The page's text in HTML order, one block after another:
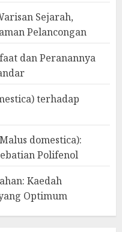
Sejarah,
Pelancongan
dan Peranannya
terhadap
domestica):
Polifenol
Kaedah
Optimum